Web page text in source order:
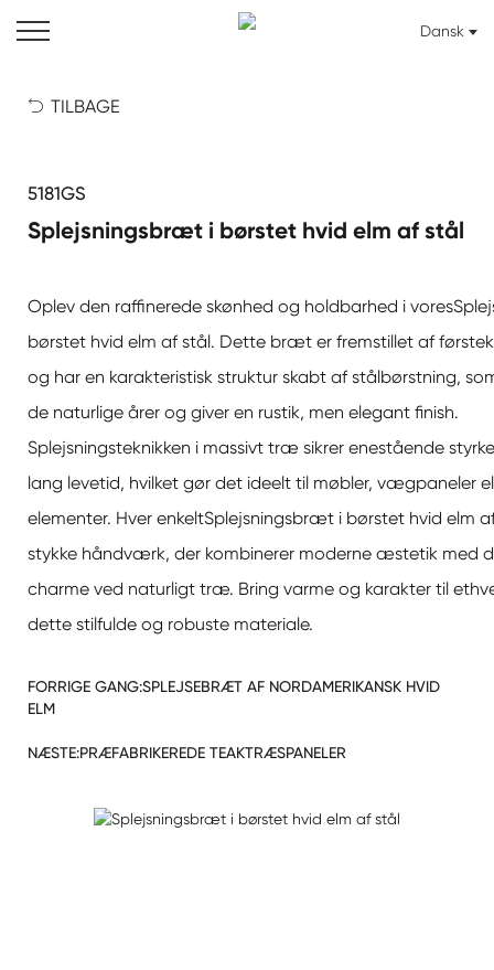
Dansk
 TILBAGE
5181GS
Splejsningsbræt i børstet hvid elm af stål
Oplev den raffinerede skønhed og holdbarhed i vores
børstet hvid elm af stål. Dette bræt er fremstillet af
og har en karakteristisk struktur skabt af stålbørstning,
de naturlige årer og giver en rustik, men elegant finish.
Splejsningsteknikken i massivt træ sikrer enestående
lang levetid, hvilket gør det ideelt til møbler, vægpaneler
elementer. Hver enkeltSplejsningsbræt i børstet hvid elm
stykke håndværk, der kombinerer moderne æstetik med
charme ved naturligt træ. Bring varme og karakter til
dette stilfulde og robuste materiale.
FORRIGE GANG:SPLEJSEBRÆT AF NORDAMERIKANSK HVID
ELM
NÆSTE:PRÆFABRIKEREDE TEAKTRÆSPANELER